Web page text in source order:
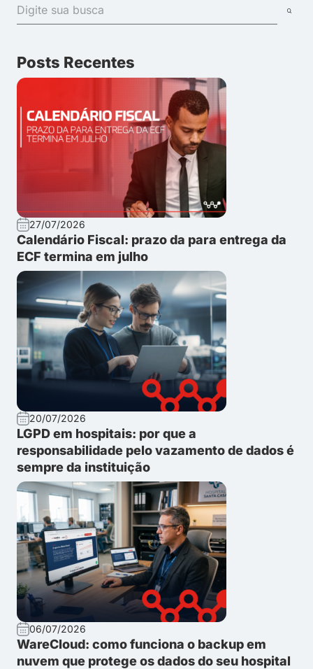
Posts Recentes
27/07/2026
Calendário Fiscal: prazo da para entrega da
ECF termina em julho
20/07/2026
LGPD em hospitais: por que a
responsabilidade pelo vazamento de dados é
sempre da instituição
06/07/2026
WareCloud: como funciona o backup em
nuvem que protege os dados do seu hospital